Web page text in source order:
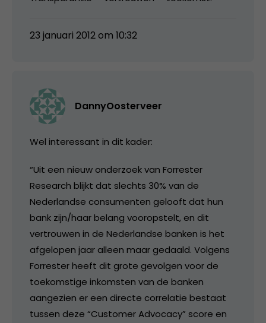
23 januari 2012 om 10:32
DannyOosterveer
Wel interessant in dit kader:
“Uit een nieuw onderzoek van Forrester
Research blijkt dat slechts 30% van de
Nederlandse consumenten gelooft dat hun
bank zijn/haar belang vooropstelt, en dit
vertrouwen in de Nederlandse banken is het
afgelopen jaar alleen maar gedaald. Volgens
Forrester heeft dit grote gevolgen voor de
toekomstige inkomsten van de banken
aangezien er een directe correlatie bestaat
tussen deze “Customer Advocacy” score en